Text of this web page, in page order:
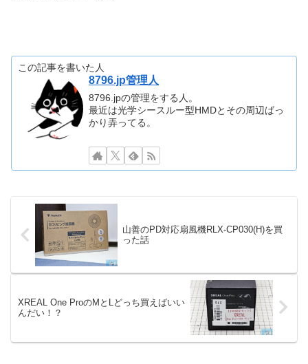
この記事を書いた人
8796.jp管理人
8796.jpの管理をする人。
最近は光学シースルー型HMDとその周辺ばっ
かり弄ってる。
山善のPD対応扇風機RLX-CP030(H)を買
った話
XREAL One ProのMとLどっち買えばいい
んだい！？